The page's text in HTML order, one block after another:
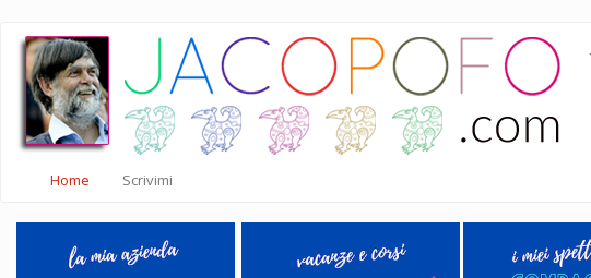
Salta
contenuto
principale
Home Scrivimi